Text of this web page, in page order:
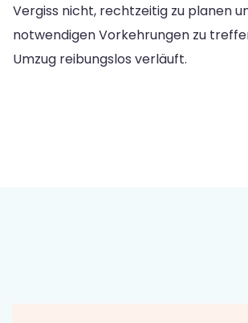
Vergiss nicht, rechtzeitig zu planen
notwendigen Vorkehrungen zu
Umzug reibungslos verläuft.